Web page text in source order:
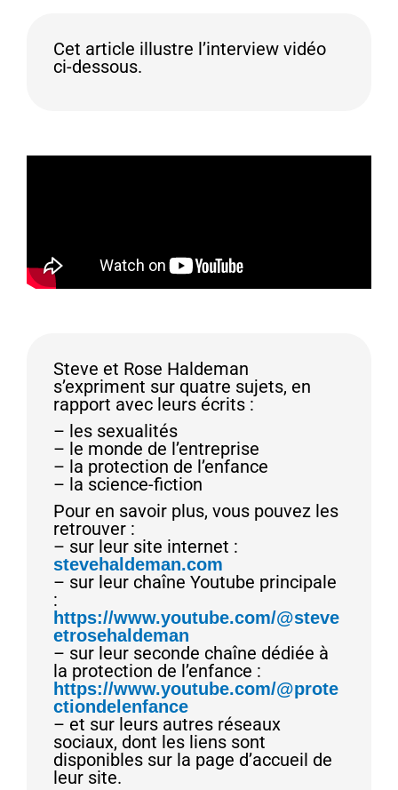
Cet article illustre l’interview vidéo
ci-dessous.
Steve et Rose Haldeman
s’expriment sur quatre sujets, en
rapport avec leurs écrits :
– les sexualités
– le monde de l’entreprise
– la protection de l’enfance
– la science-fiction
Pour en savoir plus, vous pouvez les
retrouver :
– sur leur site internet :
stevehaldeman.com
– sur leur chaîne Youtube principale
:
https://www.youtube.com/@steve
etrosehaldeman
– sur leur seconde chaîne dédiée à
la protection de l’enfance :
https://www.youtube.com/@prote
ctiondelenfance
– et sur leurs autres réseaux
sociaux, dont les liens sont
disponibles sur la page d’accueil de
leur site.